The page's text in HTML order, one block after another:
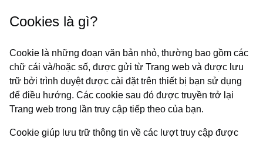
Cookies là gì?
Cookie là những đoạn văn bản nhỏ, thường bao gồm các
chữ cái và/hoặc số, được gửi từ Trang web và được lưu
trữ bởi trình duyệt được cài đặt trên thiết bị bạn sử dụng
để điều hướng. Các cookie sau đó được truyền trở lại
Trang web trong lần truy cập tiếp theo của bạn.
Cookie giúp lưu trữ thông tin về các lượt truy cập được